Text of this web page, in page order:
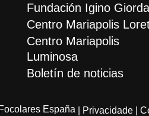
Fundación Igino
Centro Mariapolis
Centro Mariapolis
Luminosa
Boletín de noticias
España | Privacidade |